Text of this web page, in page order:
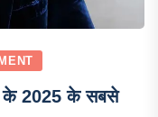
के 2025 के सबसे